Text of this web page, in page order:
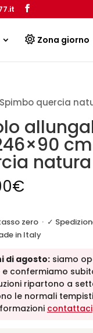
Zona giorno
quercia
natura
€
zero· ✓
in Italy
di agosto:siamo
e confermiamo
ripartono a
le normali
contattaci